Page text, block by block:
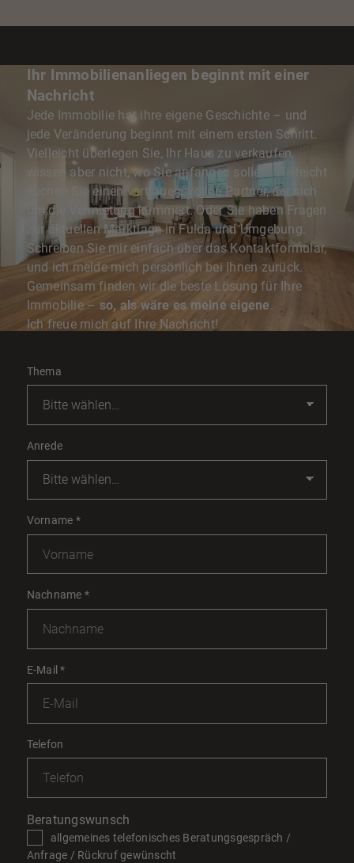
Ihr Immobilienanliegen beginnt mit einer
Nachricht
Jede Immobilie hat ihre eigene Geschichte – und
jede Veränderung beginnt mit einem ersten Schritt.
Vielleicht überlegen Sie, Ihr Haus zu verkaufen,
wissen aber nicht, wo Sie anfangen sollen. Vielleicht
suchen Sie einen vertrauensvollen Partner, der sich
um die Vermietung kümmert. Oder Sie haben Fragen
zur aktuellen Marktlage in Fulda und Umgebung.
Schreiben Sie mir einfach über das Kontaktformular,
und ich melde mich persönlich bei Ihnen zurück.
Gemeinsam finden wir die beste Lösung für Ihre
Immobilie – so, als wäre es meine eigene.
Ich freue mich auf Ihre Nachricht!
Thema
Anrede
Vorname *
Nachname *
E-Mail*
Telefon
Beratungswunsch
allgemeines telefonisches Beratungsgespräch /
Anfrage / Rückruf gewünscht